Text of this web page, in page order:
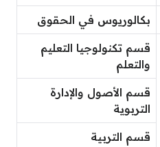
بكالوريوس في الحقوق
قسم تكنولوجيا التعليم
والتعلم
قسم الأصول والإدارة
التربوية
قسم التربية